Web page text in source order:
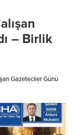
– Birlik
Gazeteciler Günü